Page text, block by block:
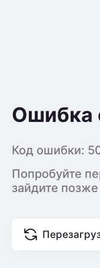
Ошибка
Код ошибки:
Попробуйте
зайдите позже